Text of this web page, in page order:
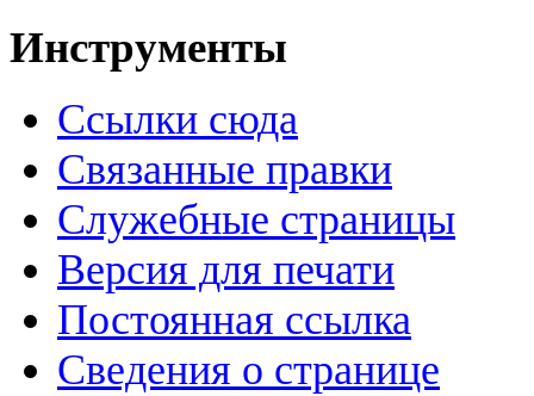
Инструменты
Ссылки сюда
Связанные правки
Служебные страницы
Версия для печати
Постоянная ссылка
Сведения о странице